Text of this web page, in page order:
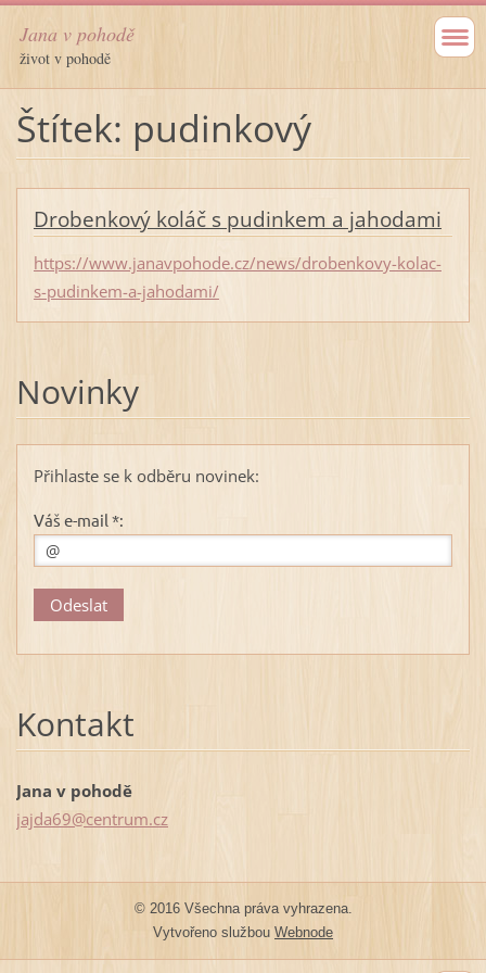
Jana v pohodě
život v pohodě
Štítek: pudinkový
Drobenkový koláč s pudinkem a jahodami
https://www.janavpohode.cz/news/drobenkovy-kolac-
s-pudinkem-a-jahodami/
Novinky
Přihlaste se k odběru novinek:
Váš e-mail *:
Kontakt
Jana v pohodě
jajda69@centrum.cz
© 2016 Všechna práva vyhrazena.
Vytvořeno službou Webnode